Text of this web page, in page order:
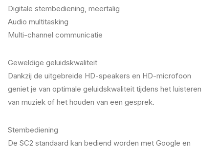
Digitale stembediening, meertalig
Audio multitasking
Multi-channel communicatie
Geweldige geluidskwaliteit
Dankzij de uitgebreide HD-speakers en HD-microfoon
geniet je van optimale geluidskwaliteit tijdens het luisteren
van muziek of het houden van een gesprek.
Stembediening
De SC2 standaard kan bediend worden met Google en